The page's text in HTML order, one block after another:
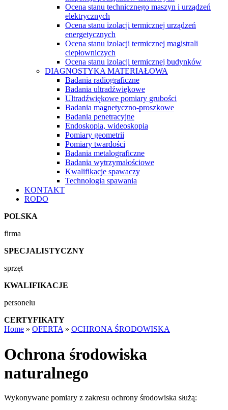
Ocena stanu technicznego maszyn i urządzeń
elektrycznych
Ocena stanu izolacji termicznej urządzeń
energetycznych
Ocena stanu izolacji termicznej magistrali
ciepłowniczych
Ocena stanu izolacji termicznej budynków
DIAGNOSTYKA MATERIAŁOWA
Badania radiograficzne
Badania ultradźwiękowe
Ultradźwiękowe pomiary grubości
Badania magnetyczno-proszkowe
Badania penetracyjne
Endoskopia, wideoskopia
Pomiary geometrii
Pomiary twardości
Badania metalograficzne
Badania wytrzymałościowe
Kwalifikacje spawaczy
Technologia spawania
KONTAKT
RODO
POLSKA
firma
SPECJALISTYCZNY
sprzęt
KWALIFIKACJE
personelu
CERTYFIKATY
Home » OFERTA » OCHRONA ŚRODOWISKA
Ochrona środowiska
naturalnego
Wykonywane pomiary z zakresu ochrony środowiska służą: